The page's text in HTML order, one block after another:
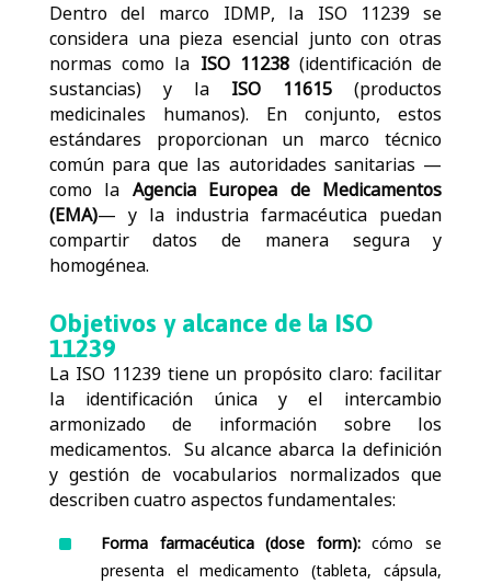
Dentro del marco IDMP, la ISO 11239 se
considera una pieza esencial junto con otras
normas como la ISO 11238(identificación de
sustancias) y la ISO 11615 (productos
medicinales humanos). En conjunto, estos
estándares proporcionan un marco técnico
común para que las autoridades sanitarias —
como la Agencia Europea de Medicamentos
(EMA)— y la industria farmacéutica puedan
compartir datos de manera segura y
homogénea.
Objetivos y alcance de la ISO
11239
La ISO 11239 tiene un propósito claro:facilitar
la identificación única y el intercambio
armonizado de información sobre los
medicamentos. Su alcance abarca la definición
y gestión de vocabularios normalizados que
describen cuatro aspectos fundamentales:
^ Forma farmacéutica (dose form):cómo se
presenta el medicamento (tableta, cápsula,